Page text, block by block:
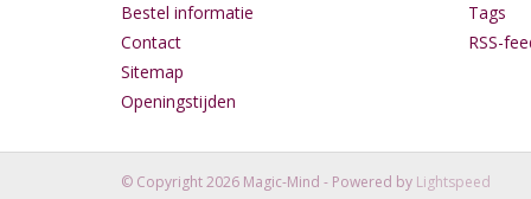
Bestel informatie
Contact
Sitemap
Openingstijden
Tags
RSS-
© Copyright 2026 Magic-Mind - Powered by Lightspeed